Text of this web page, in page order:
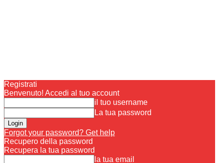
Registrati
Benvenuto! Accedi al tuo account
il tuo username
La tua password
Forgot your password? Get help
Recupero della password
Recupera la tua password
la tua email